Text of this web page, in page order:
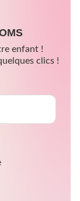
enfant !
clics !